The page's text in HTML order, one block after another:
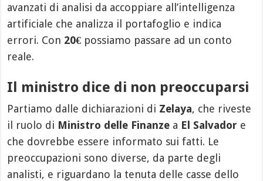
avanzati di analisi da accoppiare all’intelligenza
artificiale che analizza il portafoglio e indica
errori. Con 20€ possiamo passare ad un conto
reale.
Il ministro dice di non preoccuparsi
Partiamo dalle dichiarazioni di Zelaya, che riveste
il ruolo di Ministro delle Finanze a El Salvador e
che dovrebbe essere informato sui fatti. Le
preoccupazioni sono diverse, da parte degli
analisti, e riguardano la tenuta delle casse dello